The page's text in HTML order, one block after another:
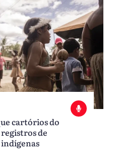
cartórios do
de